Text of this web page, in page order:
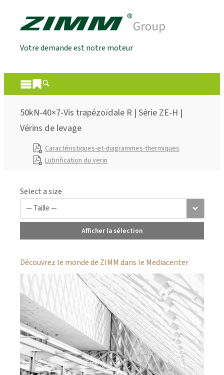
Votre demande est notre moteur
50kN-40×7-Vis trapézoïdale R | Série ZE-H |
Vérins de levage
Caractéristiques-et-diagrammes-thermiques
Lubrification du verin
Select a size
Afficher la sélection
Découvrez le monde de ZIMM dans le Mediacenter